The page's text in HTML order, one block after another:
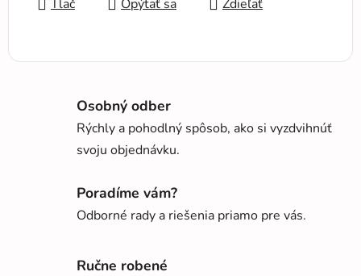
Tlač Opýtať sa Zdieľať
Osobný odber
Rýchly a pohodlný spôsob, ako si vyzdvihnúť
svoju objednávku.
Poradíme vám?
Odborné rady a riešenia priamo pre vás.
Ručne robené